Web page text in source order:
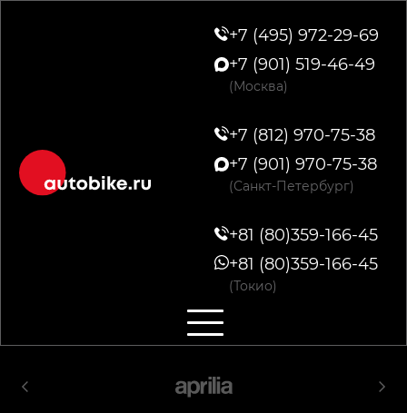
+7 (495) 972-29-69
+7 (901) 519-46-49
(Москва)
+7 (812) 970-75-38
+7 (901) 970-75-38
(Санкт-Петербург)
+81 (80)359-166-45
+81 (80)359-166-45
(Токио)